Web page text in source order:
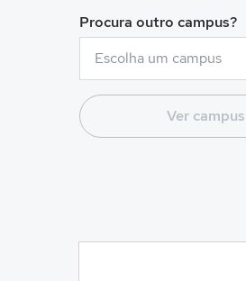
Procura outro campus?
Ver campus